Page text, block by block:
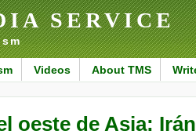
SERVICE
Videos About TMS
oeste de Asia: